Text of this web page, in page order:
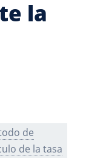
la
de
de la tasa